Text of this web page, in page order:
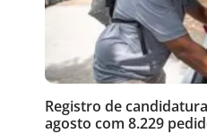
Registro de
agosto com 8.229